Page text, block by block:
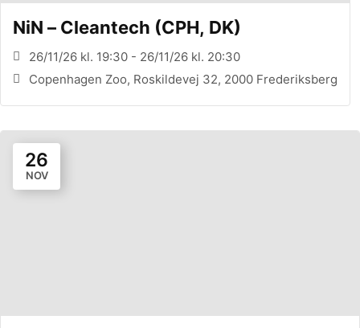
NiN – Cleantech (CPH, DK)
26/11/26 kl. 19:30 - 26/11/26 kl. 20:30
Copenhagen Zoo, Roskildevej 32, 2000 Frederiksberg
26
NOV